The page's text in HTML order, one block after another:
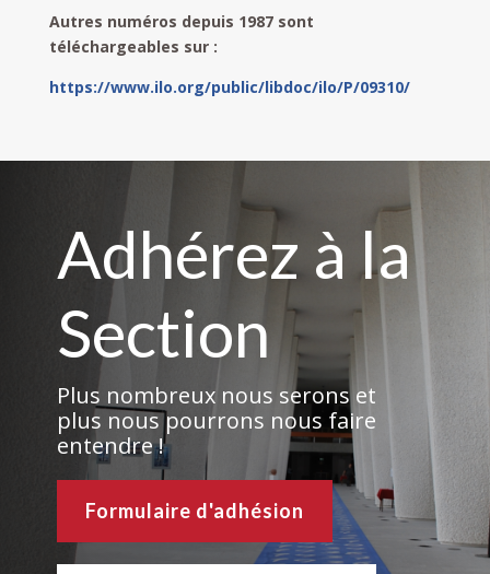
Autres numéros depuis 1987 sont
téléchargeables sur :
https://www.ilo.org/public/libdoc/ilo/P/09310/
Adhérez à la
Section
Plus nombreux nous serons et
plus nous pourrons nous faire
entendre !
Formulaire d'adhésion